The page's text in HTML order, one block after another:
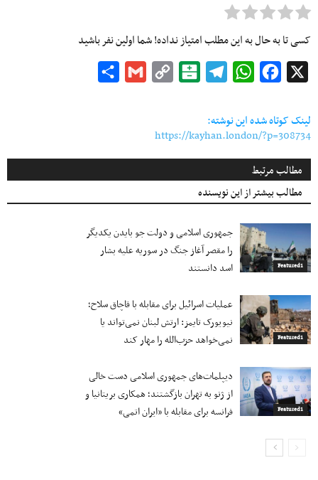
کسی تا به حال به این مطلب امتیاز نداده! شما اولین نفر باشید
Facebook
WhatsApp
Telegram
Balatarin
Copy
Gmail
لینک کوتاه شده این نوشته:
https://kayhan.london/?p=308734
مطالب مرتبط
مطالب بیشتر از این نویسنده
Featured1
جمهوری اسلامی و دولت جو بایدن یکدیگر
را مقصر آغاز جنگ در سوریه علیه بشار
اسد دانستند
Featured1
عملیات اسرائیل برای مقابله با قاچاق سلاح؛
نیویورک تایمز: ارتش لبنان نمی‌تواند یا
نمی‌خواهد حزب‌الله را مهار کند
Featured1
دیپلمات‌های جمهوری اسلامی دست خالی
از ژنو به تهران بازگشتند؛ همکاری بریتانیا و
فرانسه برای مقابله با «ایران اتمی»